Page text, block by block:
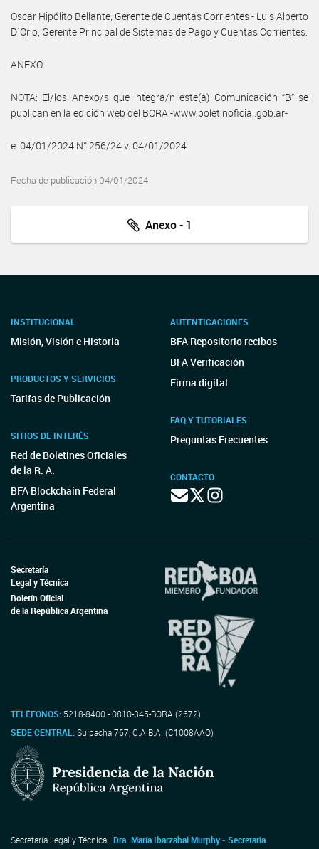
Oscar Hipólito Bellante, Gerente de Cuentas Corrientes - Luis Alberto
D´Orio, Gerente Principal de Sistemas de Pago y Cuentas Corrientes.
ANEXO
NOTA: El/los Anexo/s que integra/n este(a) Comunicación “B” se
publican en la edición web del BORA -www.boletinoficial.gob.ar-
e. 04/01/2024 N° 256/24 v. 04/01/2024
Fecha de publicación 04/01/2024
Anexo - 1
INSTITUCIONAL
Misión, Visión e Historia
PRODUCTOS Y SERVICIOS
Tarifas de Publicación
SITIOS DE INTERÉS
Red de Boletines Oficiales
de la R. A.
BFA Blockchain Federal
Argentina
AUTENTICACIONES
BFA Repositorio recibos
BFA Verificación
Firma digital
FAQ Y TUTORIALES
Preguntas Frecuentes
CONTACTO
Secretaría
Legal y Técnica
Boletín Oficial
de la República Argentina
TELÉFONOS: 5218-8400 - 0810-345-BORA (2672)
SEDE CENTRAL:Suipacha 767, C.A.B.A. (C1008AAO)
Secretaría Legal y Técnica | Dra. María Ibarzabal Murphy - Secretaria